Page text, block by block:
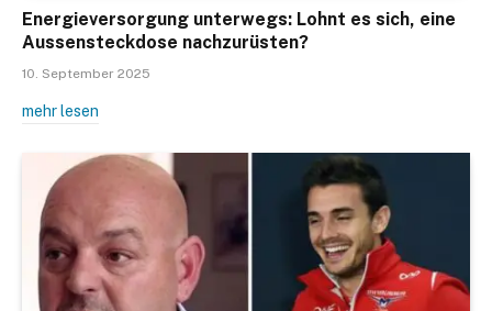
Energieversorgung unterwegs: Lohnt es sich, eine
Aussensteckdose nachzurüsten?
10. September 2025
mehr lesen